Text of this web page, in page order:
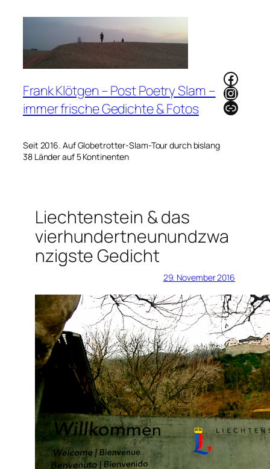
Frank Klötgen – Post Poetry Slam –
immer frische Gedichte & Fotos
Seit 2016. Auf Globetrotter-Slam-Tour durch bislang
38 Länder auf 5 Kontinenten
Link
Liechtenstein & das
vierhundertneunundzwa
nzigste Gedicht
29. November 2016